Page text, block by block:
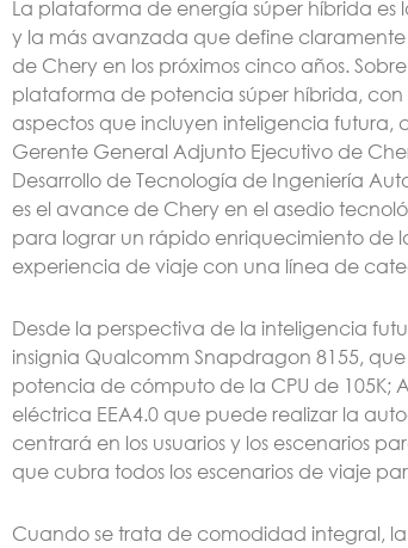
La plataforma de energía súper híbrida
y la más avanzada que define
de Chery en los próximos cinco años.
plataforma de potencia súper híbrida,
aspectos que incluyen inteligencia futura,
Gerente General Adjunto Ejecutivo de
Desarrollo de Tecnología de Ingeniería
es el avance de Chery en el asedio
para lograr un rápido enriquecimiento de
experiencia de viaje con una línea de
Desde la perspectiva de la inteligencia
insignia Qualcomm Snapdragon 8155,
potencia de cómputo de la CPU de
eléctrica EEA4.0 que puede realizar la
centrará en los usuarios y los escenarios
que cubra todos los escenarios de viaje
Cuando se trata de comodidad integral,